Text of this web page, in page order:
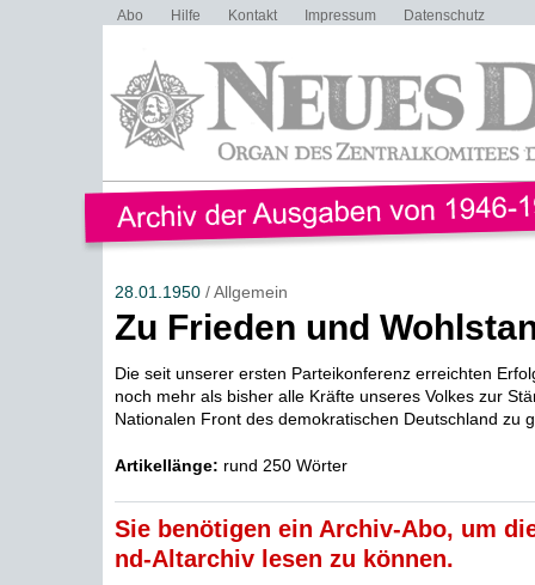
Abo Hilfe Kontakt Impressum Datenschutz
28.01.1950/ Allgemein
Zu Frieden und
Die seit unserer ersten Parteikonferenz erreichten
noch mehr als bisher alle Kräfte unseres Volkes zur
Nationalen Front des demokratischen Deutschland zu
Artikellänge: rund 250 Wörter
Sie benötigen ein Archiv-Abo, um
nd-Altarchiv lesen zu können.